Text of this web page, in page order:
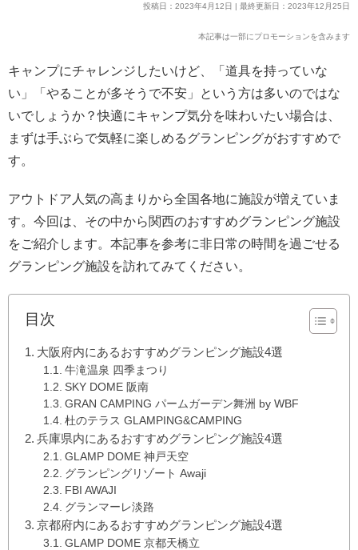
投稿日：2023年4月12日 | 最終更新日：2023年12月25日
本記事は一部にプロモーションを含みます
キャンプにチャレンジしたいけど、「道具を持っていな
い」「やることが多そうで不安」という方は多いのではな
いでしょうか？快適にキャンプ気分を味わいたい場合は、
まずは手ぶらで気軽に楽しめるグランピングがおすすめで
す。
アウトドア人気の高まりから全国各地に施設が増えていま
す。今回は、その中から関西のおすすめグランピング施設
をご紹介します。本記事を参考に非日常の時間を過ごせる
グランピング施設を訪れてみてください。
目次
大阪府内にあるおすすめグランピング施設4選
牛滝温泉 四季まつり
SKY DOME 阪南
GRAN CAMPING パームガーデン舞洲 by WBF
杜のテラス GLAMPING&CAMPING
兵庫県内にあるおすすめグランピング施設4選
GLAMP DOME 神戸天空
グランピングリゾート Awaji
FBI AWAJI
グランマーレ淡路
京都府内にあるおすすめグランピング施設4選
GLAMP DOME 京都天橋立